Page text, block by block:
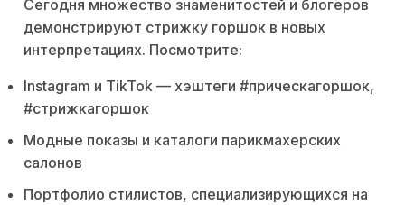
Сегодня множество знаменитостей и блогеров
демонстрируют стрижку горшок в новых
интерпретациях. Посмотрите:
Instagram и TikTok — хэштеги #прическагоршок,
#стрижкагоршок
Модные показы и каталоги парикмахерских
салонов
Портфолио стилистов, специализирующихся на